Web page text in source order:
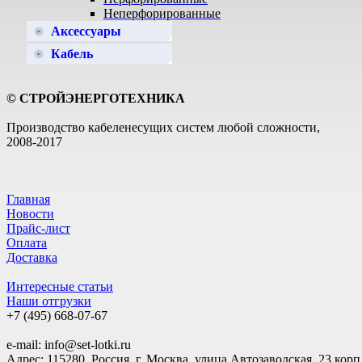
Неперфорированные
Аксессуары
Кабель
© СТРОЙЭНЕРГОТЕХНИКА
Производство кабеленесущих систем любой сложности,
2008-2017
Главная
Новости
Прайс-лист
Оплата
Доставка
Интересные статьи
Наши отгрузки
+7 (495) 668-07-67
e-mail: info@set-lotki.ru
Адрес: 115280, Россия, г. Москва, улица Автозаводская, 23